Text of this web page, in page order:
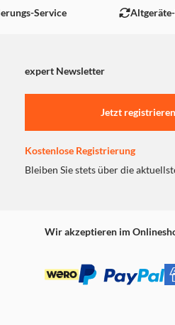
Service
expert Newsletter
Jetzt registrieren
Kostenlose Registrierung
Bleiben Sie stets über die
Wir akzeptieren im